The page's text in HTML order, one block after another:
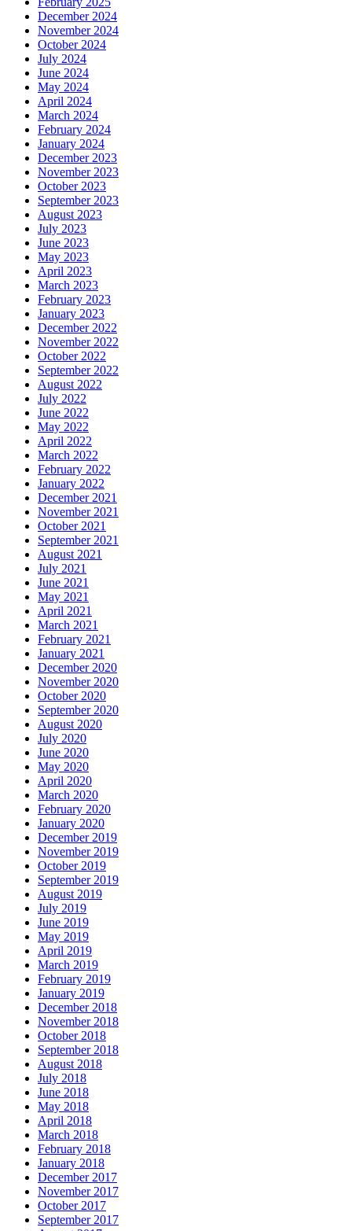
December 2024
November 2024
October 2024
July 2024
June 2024
May 2024
April 2024
March 2024
February 2024
January 2024
December 2023
November 2023
October 2023
September 2023
August 2023
July 2023
June 2023
May 2023
April 2023
March 2023
February 2023
January 2023
December 2022
November 2022
October 2022
September 2022
August 2022
July 2022
June 2022
May 2022
April 2022
March 2022
February 2022
January 2022
December 2021
November 2021
October 2021
September 2021
August 2021
July 2021
June 2021
May 2021
April 2021
March 2021
February 2021
January 2021
December 2020
November 2020
October 2020
September 2020
August 2020
July 2020
June 2020
May 2020
April 2020
March 2020
February 2020
January 2020
December 2019
November 2019
October 2019
September 2019
August 2019
July 2019
June 2019
May 2019
April 2019
March 2019
February 2019
January 2019
December 2018
November 2018
October 2018
September 2018
August 2018
July 2018
June 2018
May 2018
April 2018
March 2018
February 2018
January 2018
December 2017
November 2017
October 2017
September 2017